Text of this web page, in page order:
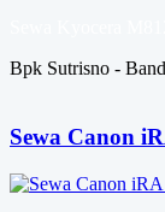
Bpk Sutrisno -
Sewa Canon